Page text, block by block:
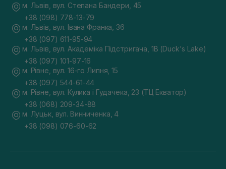
м. Львів, вул. Степана Бандери, 45
+38 (098) 778-13-79
м. Львів, вул. Івана Франка, 36
+38 (097) 611-95-94
м. Львів, вул. Академіка Підстригача, 1В (Duck's Lake)
+38 (097) 101-97-16
м. Рівне, вул. 16-го Липня, 15
+38 (097) 544-61-44
м. Рівне, вул. Кулика і Гудачека, 23 (ТЦ Екватор)
+38 (068) 209-34-88
м. Луцьк, вул. Винниченка, 4
+38 (098) 076-60-62